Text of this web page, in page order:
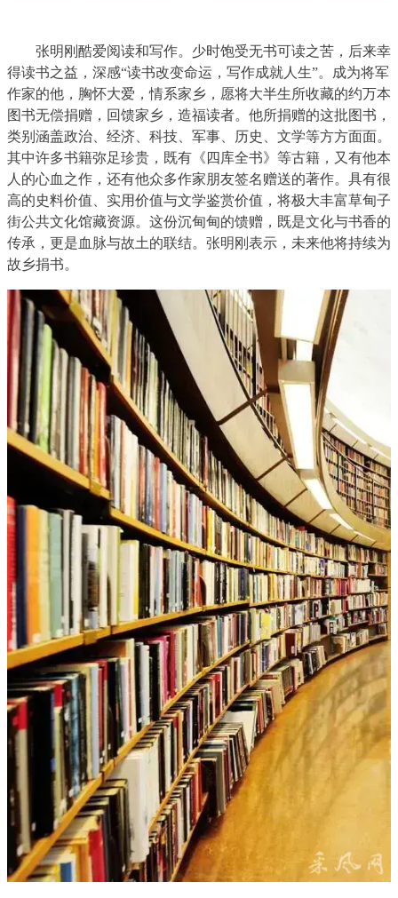
张明刚酷爱阅读和写作。少时饱受无书可读之苦，后来幸
得读书之益，深感“读书改变命运，写作成就人生”。成为将军
作家的他，胸怀大爱，情系家乡，愿将大半生所收藏的约万本
图书无偿捐赠，回馈家乡，造福读者。他所捐赠的这批图书，
类别涵盖政治、经济、科技、军事、历史、文学等方方面面。
其中许多书籍弥足珍贵，既有《四库全书》等古籍，又有他本
人的心血之作，还有他众多作家朋友签名赠送的著作。具有很
高的史料价值、实用价值与文学鉴赏价值，将极大丰富草甸子
街公共文化馆藏资源。这份沉甸甸的馈赠，既是文化与书香的
传承，更是血脉与故土的联结。张明刚表示，未来他将持续为
故乡捐书。